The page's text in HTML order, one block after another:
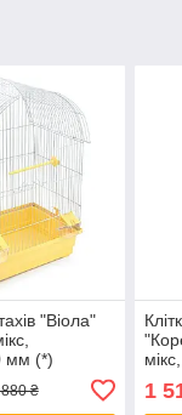
"Віола"
мм (*)
₴ 1